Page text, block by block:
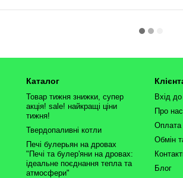
Каталог
Товар тижня знижки, супер
акція! sale! найкращі ціни
тижня!
Твердопаливні котли
Печі булерьян на дровах
"Печі та булер'яни на дровах:
ідеальне поєднання тепла та
атмосфери"
Вхід до
Про нас
Оплата
Обмін
Блог